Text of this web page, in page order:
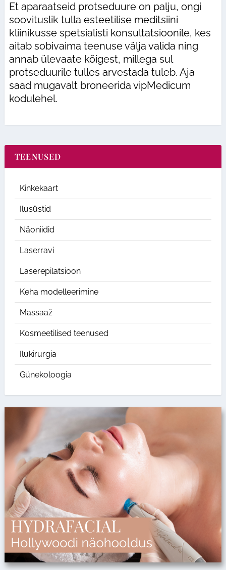
Et aparaatseid protseduure on palju, ongi
soovituslik tulla esteetilise meditsiini
kliinikusse spetsialisti konsultatsioonile, kes
aitab sobivaima teenuse välja valida ning
annab ülevaate kõigest, millega sul
protseduurile tulles arvestada tuleb. Aja
saad mugavalt broneerida vipMedicum
kodulehel.
TEENUSED
Kinkekaart
Ilusüstid
Näoniidid
Laserravi
Laserepilatsioon
Keha modelleerimine
Massaaž
Kosmeetilised teenused
Ilukirurgia
Günekoloogia